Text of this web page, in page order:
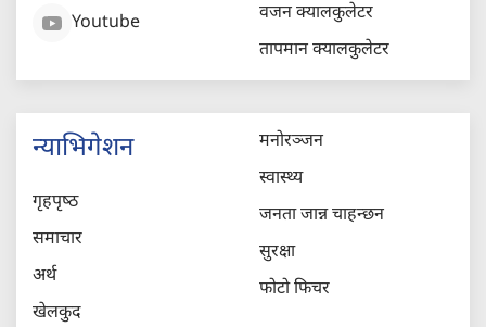
Youtube
वजन क्यालकुलेटर
तापमान क्यालकुलेटर
न्याभिगेशन
गृहपृष्‍ठ
समाचार
अर्थ
खेलकुद
मनोरञ्जन
स्वास्थ्य
जनता जान्न चाहन्छन
सुरक्षा
फोटो फिचर